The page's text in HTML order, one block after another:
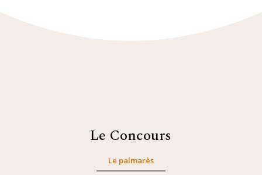
Le Concours
Le palmarès